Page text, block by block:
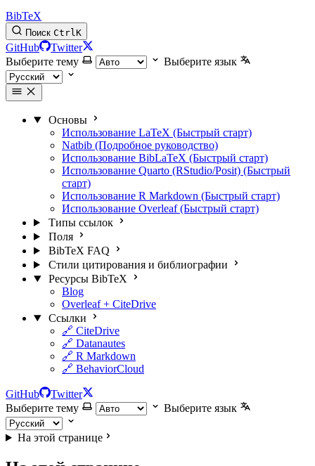
BibTeX
Поиск CtrlK
GitHub
Twitter
Выберите тему
Выберите язык
Основы
Использование LaTeX (Быстрый старт)
Natbib (Подробное руководство)
Использование BibLaTeX (Быстрый старт)
Использование Quarto (RStudio/Posit) (Быстрый
старт)
Использование R Markdown (Быстрый старт)
Использование Overleaf (Быстрый старт)
Типы ссылок
Поля
BibTeX FAQ
Стили цитирования и библиографии
Ресурсы BibTeX
Blog
Overleaf + CiteDrive
Ссылки
🔗 CiteDrive
🔗 Datanautes
🔗 R Markdown
🔗 BehaviorCloud
GitHub
Twitter
Выберите тему
Выберите язык
На этой странице